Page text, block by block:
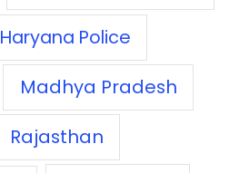
Haryana Police
Madhya Pradesh
Rajasthan